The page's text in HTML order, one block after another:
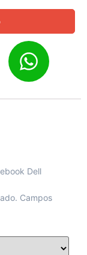
Dell
Campos